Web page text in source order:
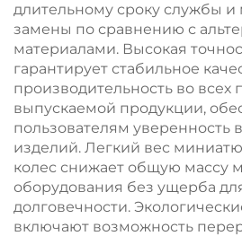
длительному сроку службы и
замены по сравнению с
материалами. Высокая
гарантирует стабильное
производительность во всех
выпускаемой продукции,
пользователям уверенность
изделий. Легкий вес
колес снижает общую массу
оборудования без ущерба
долговечности.
включают возможность